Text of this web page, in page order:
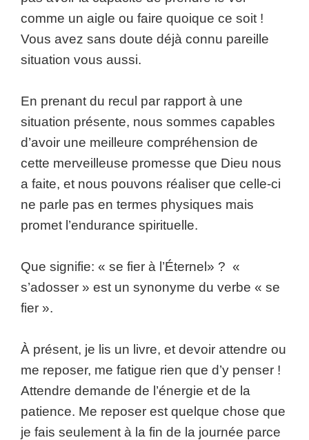
comme un aigle ou faire quoique ce soit !
Vous avez sans doute déjà connu pareille
situation vous aussi.
En prenant du recul par rapport à une
situation présente, nous sommes capables
d’avoir une meilleure compréhension de
cette merveilleuse promesse que Dieu nous
a faite, et nous pouvons réaliser que celle-ci
ne parle pas en termes physiques mais
promet l’endurance spirituelle.
Que signifie: « se fier à l’Éternel» ? «
s’adosser » est un synonyme du verbe « se
fier ».
À présent, je lis un livre, et devoir attendre ou
me reposer, me fatigue rien que d’y penser !
Attendre demande de l’énergie et de la
patience. Me reposer est quelque chose que
je fais seulement à la fin de la journée parce